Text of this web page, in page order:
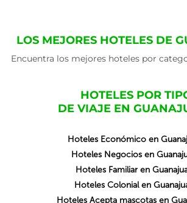
LOS MEJORES HOTELES DE
Encuentra los mejores hoteles por
HOTELES POR
DE VIAJE EN
Hoteles Económico en
Hoteles Negocios en
Hoteles Familiar en
Hoteles Colonial en
Hoteles Acepta mascotas en